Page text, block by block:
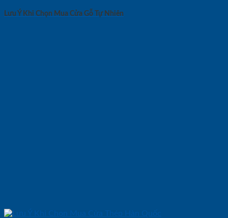
Lưu Ý Khi Chọn Mua Cửa Gỗ Tự Nhiên